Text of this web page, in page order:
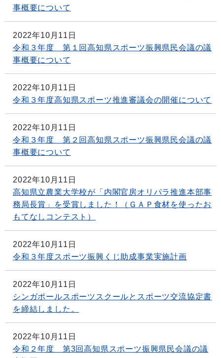
事概要について
2022年10月11日
令和３年度 第１回高知県スポーツ振興県民会議の議
事概要について
2022年10月11日
令和３年度高知県スポーツ推進審議会の開催について
2022年10月11日
令和３年度 第２回高知県スポーツ振興県民会議の議
事概要について
2022年10月11日
高知県立農業大学校が「内閣官房オリパラ推進本部事
務局長賞」を受賞しました！（ＧＡＰ食材を使ったお
もてなしコンテスト）
2022年10月11日
令和３年度スポーツ振興くじ助成事業実施計画
2022年10月11日
シンガポールスポーツスクールとスポーツ交流協定書
を締結しました。
2022年10月11日
令和２年度 第3回高知県スポーツ振興県民会議の議